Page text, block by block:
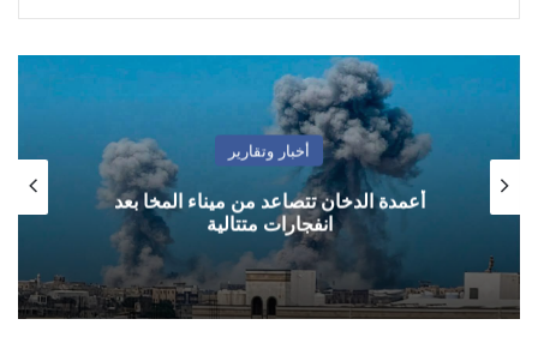
أخبار وتقارير
أعمدة الدخان تتصاعد من ميناء المخا بعد
انفجارات متتالية